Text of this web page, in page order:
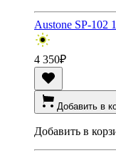
Austone SP-102
4 350₽
Добавить в
Добавить в